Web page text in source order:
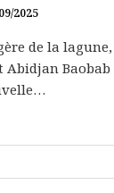
2025
de la
Abidjan